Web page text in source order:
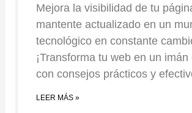
Mejora la visibilidad de tu
mantente actualizado en un
tecnológico en constante
¡Transforma tu web en un
con consejos prácticos y
LEER MÁS »